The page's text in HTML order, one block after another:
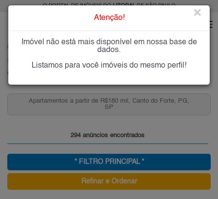
O PORTAL DE IMÓVEIS DOLITORALDE SÃO PAULO
PRAIA GRANDE
Imóveis à Venda no Canto do Forte, Praia Grande
Canto do Forte - Praia Grande, Litoral
Apartamentos a partir de R$180 mil, Canto do Forte, PG,
294 anúncios encontrados
* FILTRO PRINCIPAL *
Refinar e Ordenar
Atenção! ×
Imóvel não está mais disponível em nossa base de
dados.
Listamos para você imóveis do mesmo perfil!